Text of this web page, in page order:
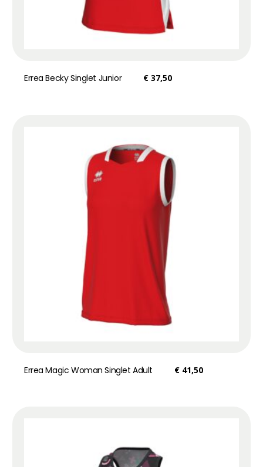
Errea Becky Singlet Junior €37,50
Errea Magic Woman Singlet Adult €41,50